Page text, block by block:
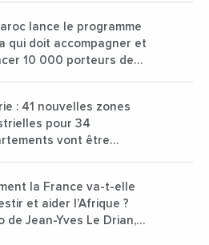
lance le programme
qui doit accompagner et
10 000 porteurs de
: 41 nouvelles zones
pour 34
vont être
la France va-t-elle
et aider l’Afrique ?
de Jean-Yves Le Drian,